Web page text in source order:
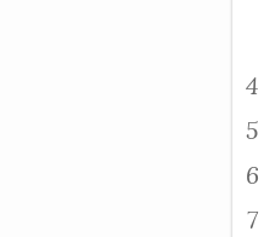
4
5
6
7